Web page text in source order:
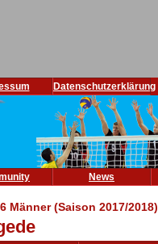
Datenschutzerklärung
News
Männer (Saison 2017/2018)